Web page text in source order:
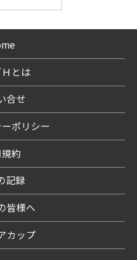
とは
合せ
ポリシー
約
記録
皆様へ
カップ